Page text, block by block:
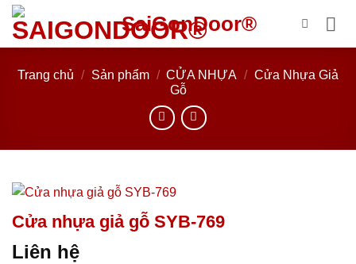
Bỏ
qua
nội
dung
SaiGonDoor®
Trang chủ / Sản phẩm / CỬA NHỰA / Cửa Nhựa Giả
Gỗ
Cửa nhựa giả gỗ SYB-769
Liên hệ